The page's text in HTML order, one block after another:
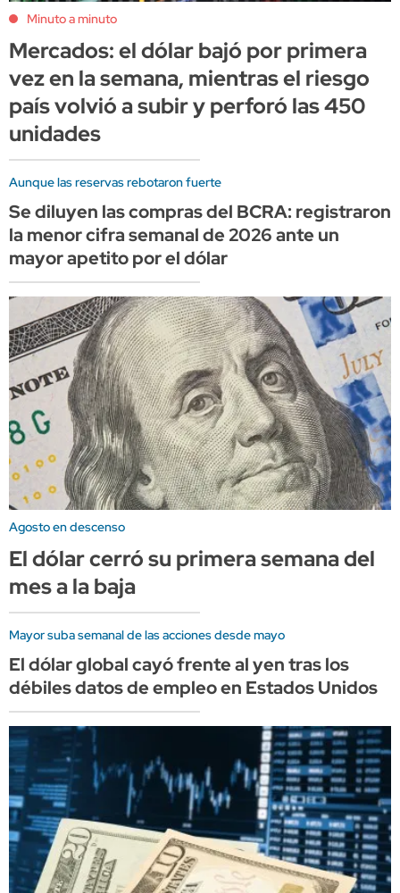
Minuto a minuto
Mercados: el dólar bajó por primera
vez en la semana, mientras el riesgo
país volvió a subir y perforó las 450
unidades
Aunque las reservas rebotaron fuerte
Se diluyen las compras del BCRA: registraron
la menor cifra semanal de 2026 ante un
mayor apetito por el dólar
Agosto en descenso
El dólar cerró su primera semana del
mes a la baja
Mayor suba semanal de las acciones desde mayo
El dólar global cayó frente al yen tras los
débiles datos de empleo en Estados Unidos